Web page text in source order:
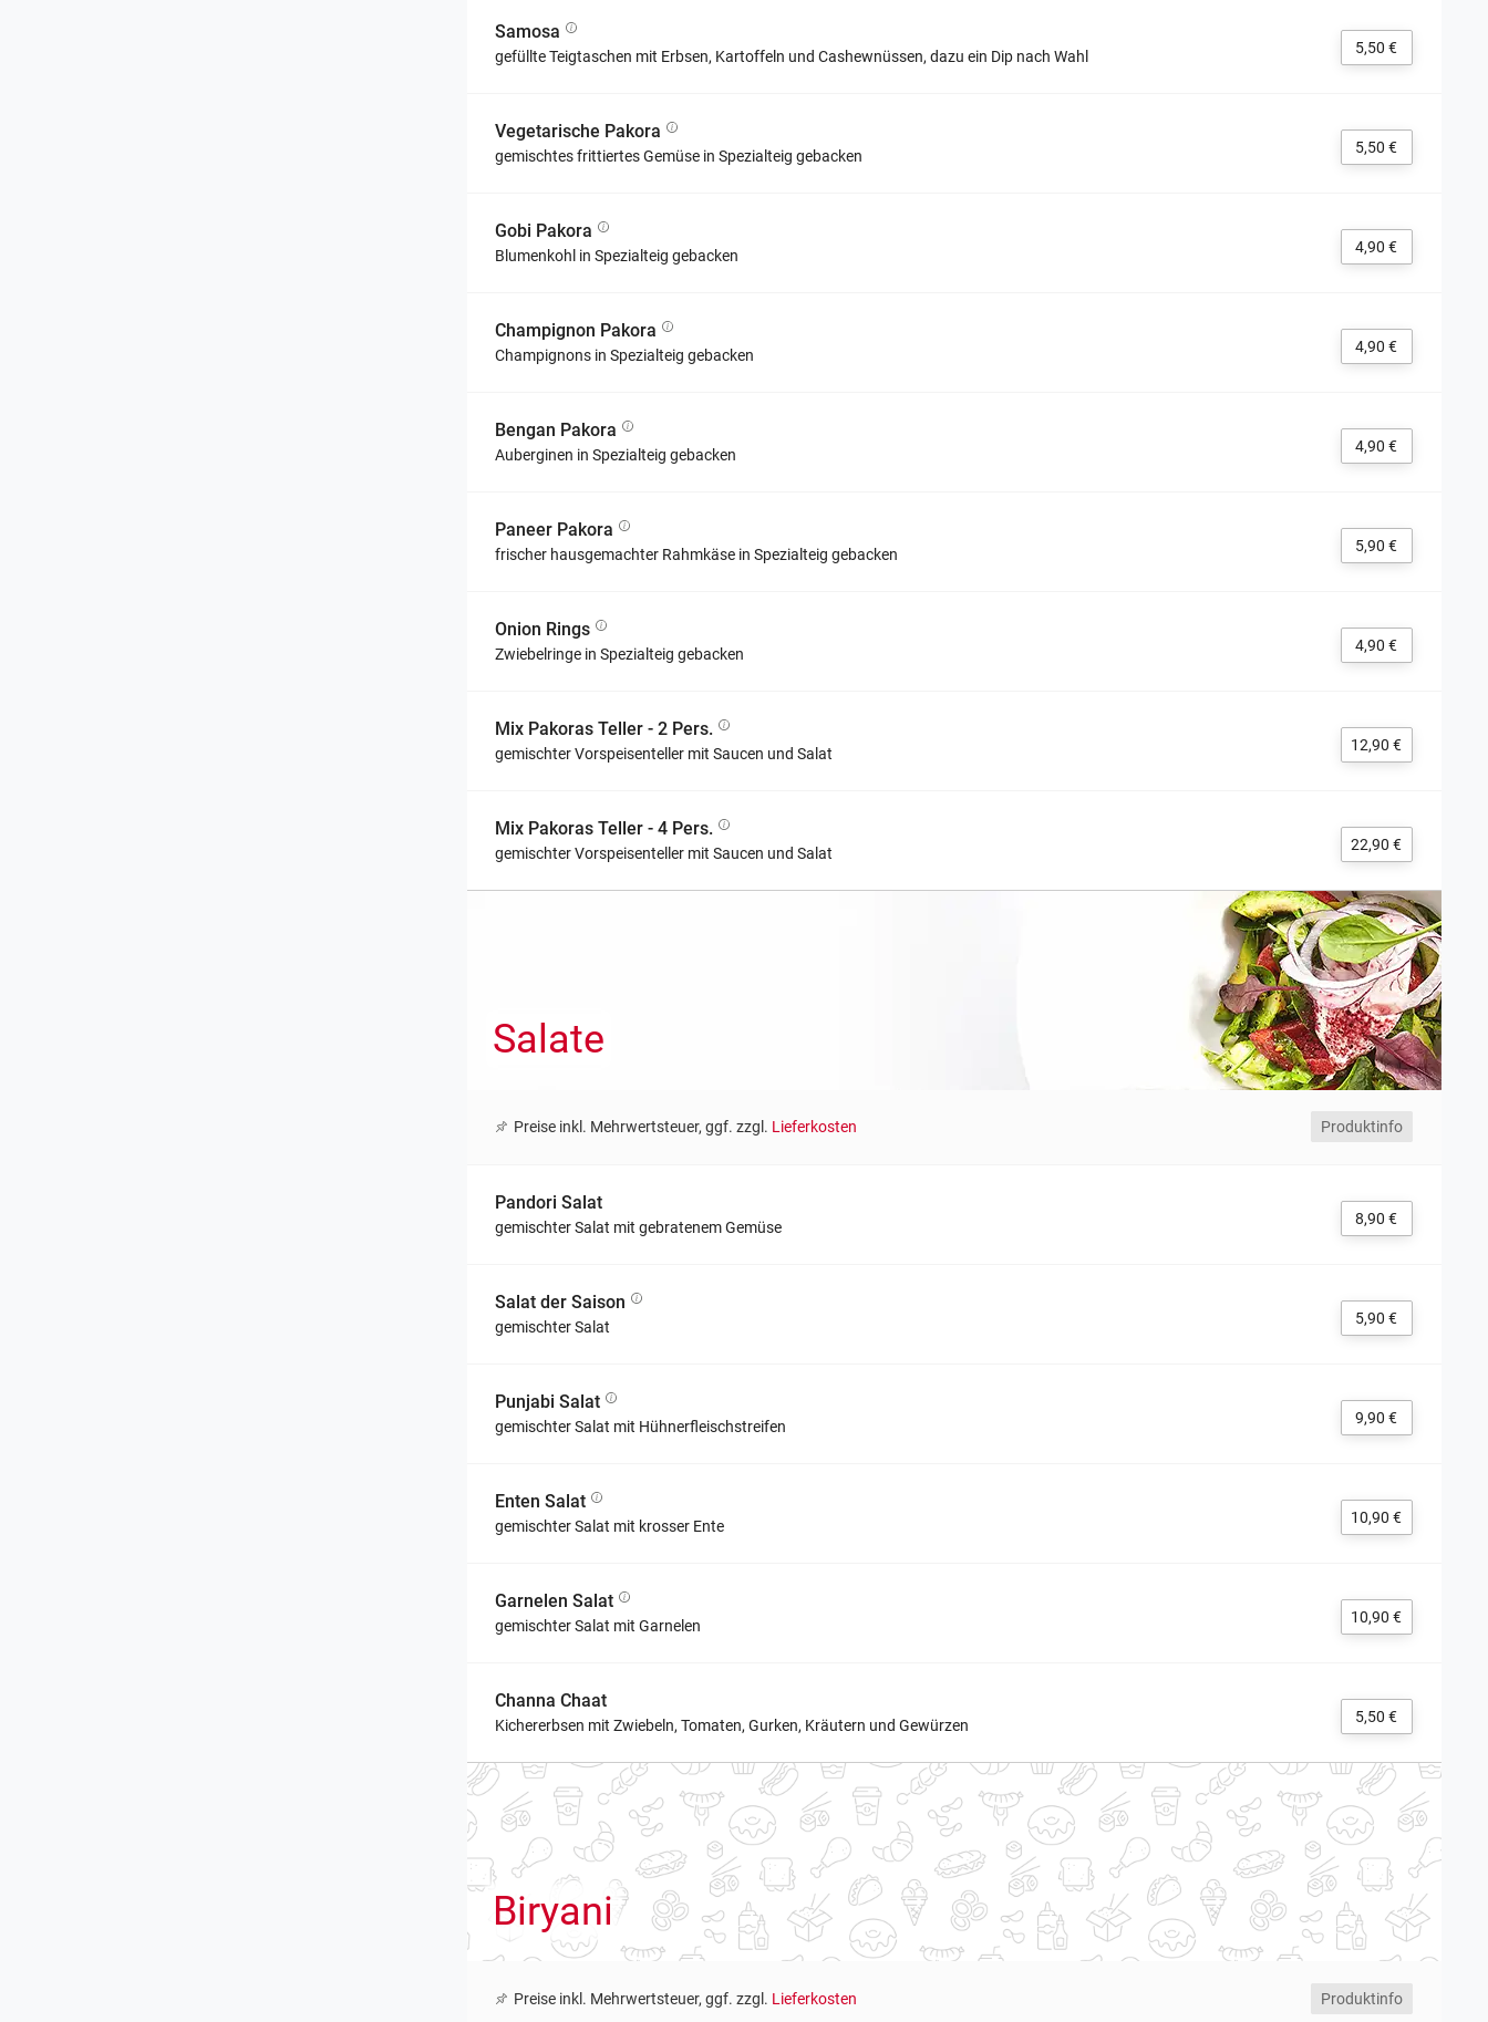
Samosa
gefüllte Teigtaschen mit Erbsen, Kartoffeln und Cashewnüssen, dazu ein Dip nach Wahl 5,50 €
Vegetarische Pakora
gemischtes frittiertes Gemüse in Spezialteig gebacken 5,50 €
Gobi Pakora
Blumenkohl in Spezialteig gebacken 4,90 €
Champignon Pakora
Champignons in Spezialteig gebacken 4,90 €
Bengan Pakora
Auberginen in Spezialteig gebacken 4,90 €
Paneer Pakora
frischer hausgemachter Rahmkäse in Spezialteig gebacken 5,90 €
Onion Rings
Zwiebelringe in Spezialteig gebacken 4,90 €
Mix Pakoras Teller - 2 Pers.
gemischter Vorspeisenteller mit Saucen und Salat 12,90 €
Mix Pakoras Teller - 4 Pers.
gemischter Vorspeisenteller mit Saucen und Salat 22,90 €
Salate
Preise inkl. Mehrwertsteuer, ggf. zzgl. Lieferkosten Produktinfo
Pandori Salat
gemischter Salat mit gebratenem Gemüse 8,90 €
Salat der Saison
gemischter Salat 5,90 €
Punjabi Salat
gemischter Salat mit Hühnerfleischstreifen 9,90 €
Enten Salat
gemischter Salat mit krosser Ente 10,90 €
Garnelen Salat
gemischter Salat mit Garnelen 10,90 €
Channa Chaat
Kichererbsen mit Zwiebeln, Tomaten, Gurken, Kräutern und Gewürzen 5,50 €
Biryani
Preise inkl. Mehrwertsteuer, ggf. zzgl. Lieferkosten Produktinfo